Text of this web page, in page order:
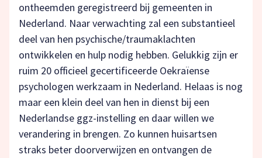
ontheemden geregistreerd bij gemeenten in
Nederland. Naar verwachting zal een substantieel
deel van hen psychische/traumaklachten
ontwikkelen en hulp nodig hebben. Gelukkig zijn er
ruim 20 officieel gecertificeerde Oekraïense
psychologen werkzaam in Nederland. Helaas is nog
maar een klein deel van hen in dienst bij een
Nederlandse ggz-instelling en daar willen we
verandering in brengen. Zo kunnen huisartsen
straks beter doorverwijzen en ontvangen de